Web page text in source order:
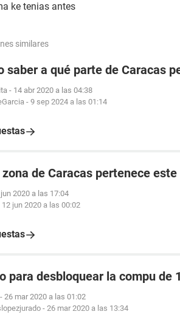
ke tenias antes
similares
saber a qué parte de Caracas
- 14 abr 2020 a las 04:38
- 9 sep 2024 a las 01:14
zona de Caracas pertenece
2020 a las 17:04
12 jun 2020 a las 00:02
para desbloquear la compu de
- 26 mar 2020 a las 01:02
- 26 mar 2020 a las 13:34